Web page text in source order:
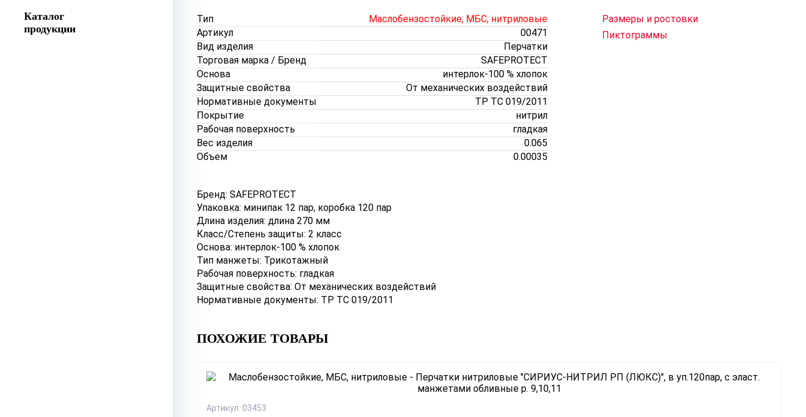
Каталог
продукции
Тип
Маслобензостойкие, МБС, нитриловые
Артикул
00471
Вид изделия
Перчатки
Торговая марка / Бренд
SAFEPROTECT
Основа
интерлок-100 % хлопок
Защитные свойства
От механических воздействий
Нормативные документы
ТР ТС 019/2011
Покрытие
нитрил
Рабочая поверхность
гладкая
Вес изделия
0.065
Объем
0.00035
Размеры и ростовки
Пиктограммы
Бренд: SAFEPROTECT
Упаковка: минипак 12 пар, коробка 120 пар
Длина изделия: длина 270 мм
Класс/Степень защиты: 2 класс
Основа: интерлок-100 % хлопок
Тип манжеты: Трикотажный
Рабочая поверхность: гладкая
Защитные свойства: От механических воздействий
Нормативные документы: ТР ТС 019/2011
ПОХОЖИЕ ТОВАРЫ
Артикул: 03453